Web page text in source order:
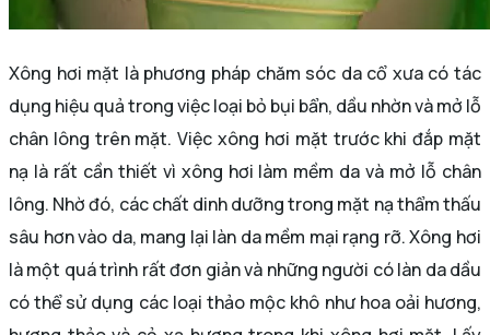
Xông hơi mặt là phương pháp chăm sóc da cổ xưa có tác
dụng hiệu quả trong việc loại bỏ bụi bẩn, dầu nhờn và mở lỗ
chân lông trên mặt. Việc xông hơi mặt trước khi đắp mặt
nạ là rất cần thiết vì xông hơi làm mềm da và mở lỗ chân
lông. Nhờ đó, các chất dinh dưỡng trong mặt nạ thẩm thấu
sâu hơn vào da, mang lại làn da mềm mại rạng rỡ. Xông hơi
là một quá trình rất đơn giản và những người có làn da dầu
có thể sử dụng các loại thảo mộc khô như hoa oải hương,